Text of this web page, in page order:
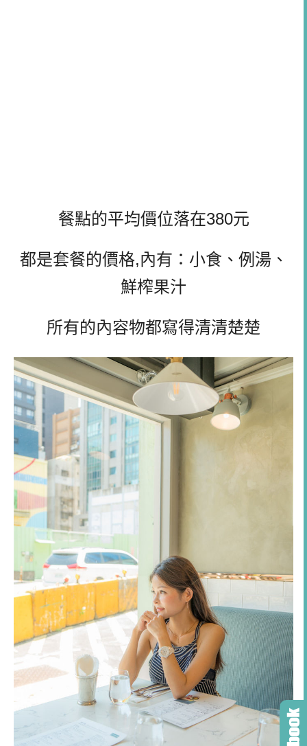
餐點的平均價位落在380元
都是套餐的價格,內有：小食、例湯、
鮮榨果汁
所有的內容物都寫得清清楚楚